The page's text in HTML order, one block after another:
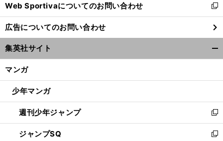
く
Web Sportivaについてのお問い合わせ
新
し
い
ウ
ィ
ン
ウ
開
く
広告についてのお問い合わせ
集英社サイト
マンガ
少年マンガ
週刊少年ジャンプ
新
し
い
ジャンプSQ
新